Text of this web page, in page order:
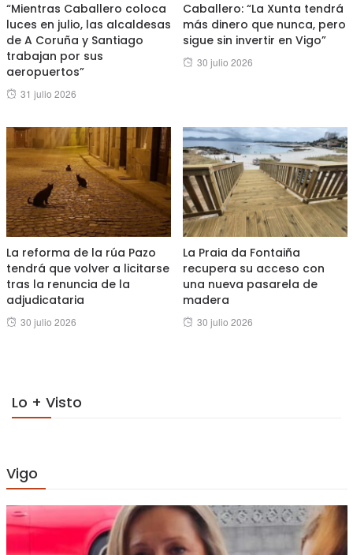
“Mientras Caballero coloca
luces en julio, las alcaldesas
de A Coruña y Santiago
trabajan por sus
aeropuertos”
Posted
31 julio 2026
Caballero: “La Xunta tendrá
más dinero que nunca, pero
sigue sin invertir en Vigo”
Posted
30 julio 2026
La reforma de la rúa Pazo
tendrá que volver a licitarse
tras la renuncia de la
adjudicataria
Posted
30 julio 2026
La Praia da Fontaiña
recupera su acceso con
una nueva pasarela de
madera
Posted
30 julio 2026
Lo + Visto
Vigo